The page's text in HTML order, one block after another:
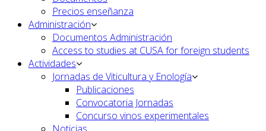
Precios enseñanza
Administración
Documentos Administración
Access to studies at CUSA for foreign students
Actividades
Jornadas de Viticultura y Enología
Publicaciones
Convocatoria Jornadas
Concurso vinos experimentales